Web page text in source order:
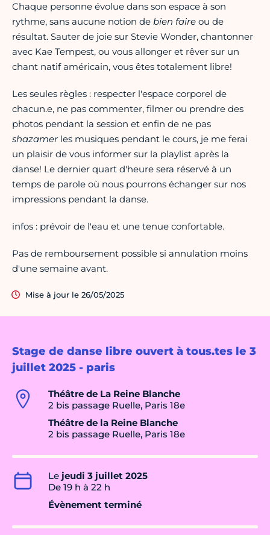
Stage de danse libre ouvert à tous.tes le 3
juillet 2025 - paris
Théâtre de La Reine Blanche
2 bis passage Ruelle, Paris 18e
Théâtre de la Reine Blanche
2 bis passage Ruelle, Paris 18e
Le jeudi 3 juillet 2025
De 19 h à 22 h
Évènement terminé
Chaque personne évolue dans son espace à son
rythme, sans aucune notion de bien faire ou de
résultat. Sauter de joie sur Stevie Wonder, chantonner
avec Kae Tempest, ou vous allonger et rêver sur un
chant natif américain, vous êtes totalement libre!
Les seules règles : respecter l'espace corporel de
chacun.e, ne pas commenter, filmer ou prendre des
photos pendant la session et enfin de ne pas
shazamerles musiques pendant le cours, je me ferai
un plaisir de vous informer sur la playlist après la
danse! Le dernier quart d'heure sera réservé à un
temps de parole où nous pourrons échanger sur nos
impressions pendant la danse.
infos : prévoir de l'eau et une tenue confortable.
Pas de remboursement possible si annulation moins
d'une semaine avant.
Mise à jour le 26/05/2025